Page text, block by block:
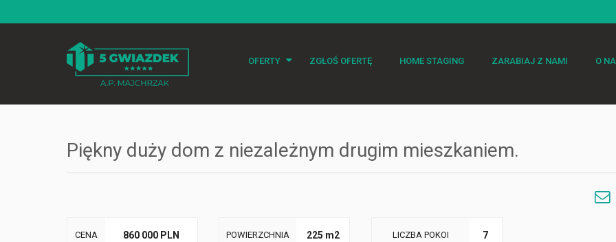
OFERTY
Domy
ZGŁOŚ OFERTĘ HOME STAGING ZARABIAJ Z NAMI O
Piękny duży dom z niezależnym drugim mieszkaniem.
CENA 860 000 PLN POWIERZCHNIA 225 m2 LICZBA POKOI 7